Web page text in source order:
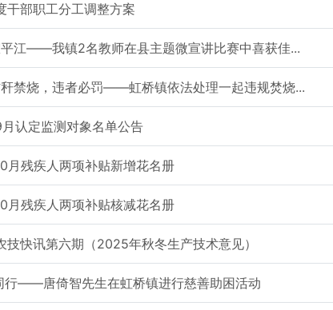
干部职工分工调整方案
江——我镇2名教师在县主题微宣讲比赛中喜获佳...
秆禁烧，违者必罚——虹桥镇依法处理一起违规焚烧...
认定监测对象名单公告
月残疾人两项补贴新增花名册
月残疾人两项补贴核减花名册
快讯第六期（2025年秋冬生产技术意见）
行——唐倚智先生在虹桥镇进行慈善助困活动